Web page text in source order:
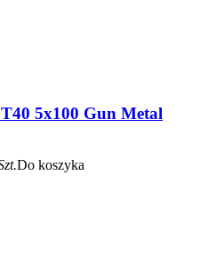
5x100 Gun Metal
Do koszyka